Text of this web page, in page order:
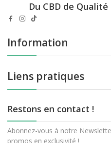
Du CBD de
Information
Liens pratiques
Restons en contact !
Abonnez-vous à notre
promos en exclusivité !